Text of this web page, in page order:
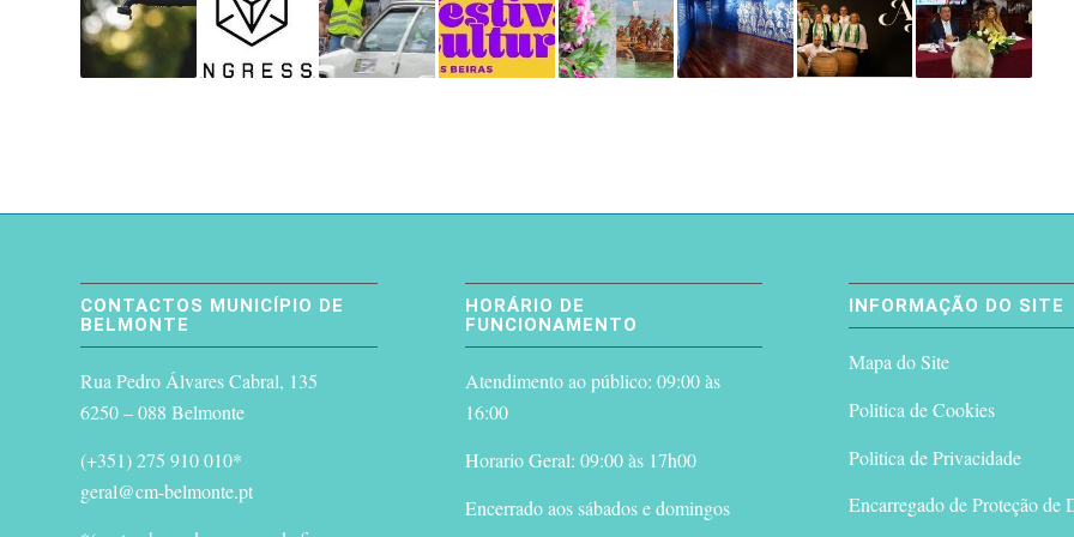
CONTACTOS MUNICÍPIO DE
BELMONTE
Rua Pedro Álvares Cabral, 135
6250 – 088 Belmonte
(+351) 275 910 010*
geral@cm-belmonte.pt
HORÁRIO DE
FUNCIONAMENTO
Atendimento ao público: 09:00 às
16:00
Horario Geral: 09:00 às 17h00
Encerrado aos sábados e domingos
INFORMAÇÃO DO SITE
Mapa do Site
Politica de Cookies
Politica de Privacidade
Encarregado de Proteção de